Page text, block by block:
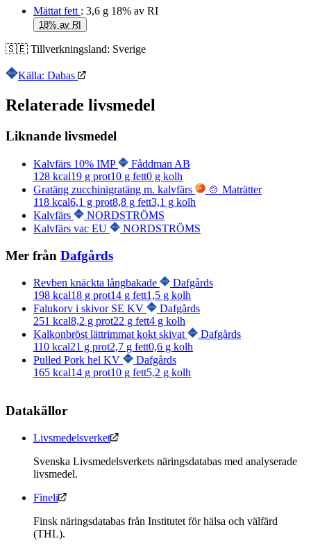
Mättat fett : 3,6 g 18% av RI
18% av RI
🇸🇪 Tillverkningsland: Sverige
Källa: Dabas
Relaterade livsmedel
Liknande livsmedel
Kalvfärs 10% IMP
Fåddman AB
128 kcal19 g prot10 g fett0 g kolh
Gratäng zucchinigratäng m. kalvfärs
🍲 Maträtter
118 kcal6,1 g prot8,8 g fett3,1 g kolh
Kalvfärs
NORDSTRÖMS
Kalvfärs vac EU
NORDSTRÖMS
Mer från Dafgårds
Revben knäckta långbakade
Dafgårds
198 kcal18 g prot14 g fett1,5 g kolh
Falukorv i skivor SE KV
Dafgårds
251 kcal8,2 g prot22 g fett4 g kolh
Kalkonbröst lättrimmat kokt skivat
Dafgårds
110 kcal21 g prot2,7 g fett0,6 g kolh
Pulled Pork hel KV
Dafgårds
165 kcal14 g prot10 g fett5,2 g kolh
Datakällor
Livsmedelsverket
Svenska Livsmedelsverkets näringsdatabas med analyserade
livsmedel.
Fineli
Finsk näringsdatabas från Institutet för hälsa och välfärd
(THL).